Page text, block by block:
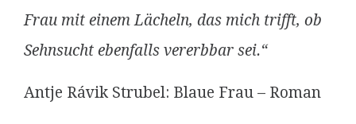
Frau mit einem Lächeln, das mich trifft, ob
Sehnsucht ebenfalls vererbbar sei.“
Antje Rávik Strubel: Blaue Frau – Roman